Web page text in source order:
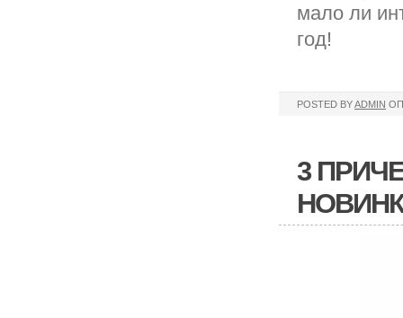
мало ли
год!
POSTED BYADMIN
3